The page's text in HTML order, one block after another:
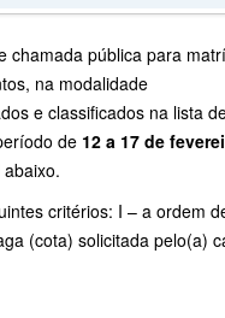
chamada pública para
na modalidade
e classificados na lista
de 12 a 17 de
critérios: I – a ordem
(cota) solicitada pelo(a)